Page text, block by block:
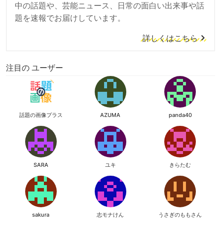
中の話題や、芸能ニュース、日常の面白い出来事や話
題を速報でお届けしています。
詳しくはこちら
注目の ユーザー
話題の画像プラス AZUMA panda40
SARA ユキ きらたむ
sakura 志モナけん うさぎのももさん